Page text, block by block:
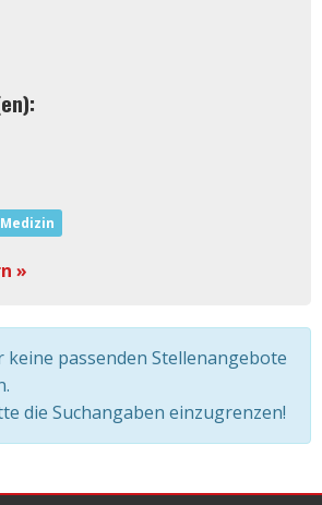
»
keine passenden Stellenangebote
die Suchangaben einzugrenzen!